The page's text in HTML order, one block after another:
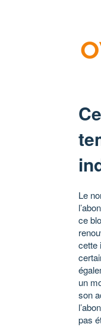
Le
ce
cette
un
son
pas